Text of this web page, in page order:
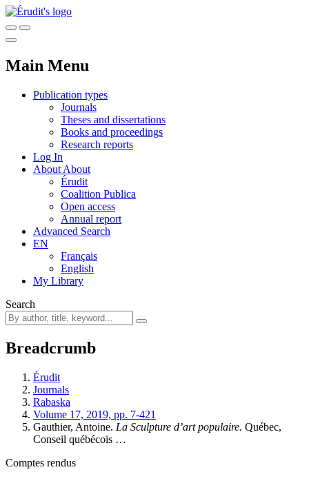
Main Menu
Publication types
Journals
Theses and dissertations
Books and proceedings
Research reports
Log In
About About
Érudit
Coalition Publica
Open access
Annual report
Advanced Search
EN
Français
English
My Library
Search
Breadcrumb
Érudit
Journals
Rabaska
Volume 17, 2019, pp. 7-421
Gauthier, Antoine. La Sculpture d’art populaire. Québec,
Conseil québécois …
Comptes rendus